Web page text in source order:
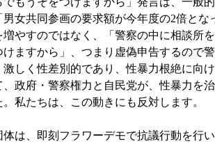
女共同参画の要求額が今年度の2倍と
やすのではなく、「警察の中に相談
ますから」、つまり虚偽申告するの
しく性差別的であり、性暴力根絶に向
政府・警察権力と自民党が、性暴力を
私たちは、この動きにも反対します。
は、即刻フラワーデモで抗議行動を行